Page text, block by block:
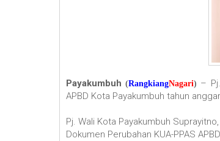
Payakumbuh(RangkiangNagari) –
APBD Kota Payakumbuh tahun
Pj. Wali Kota Payakumbuh
Dokumen Perubahan KUA-PPAS